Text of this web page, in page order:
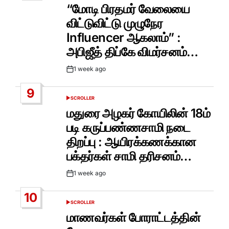
IN
“மோடி பிரதமர் வேலையை
விட்டுவிட்டு முழுநேர
Influencer ஆகலாம்” :
அபிஜீத் திப்கே விமர்சனம்…
Post1 week ago
9
POSTED
SCROLLER
மதுரை அழகர் கோயிலின் 18ம்
படி கருப்பண்ணசாமி நடை
திறப்பு : ஆயிரக்கணக்கான
பக்தர்கள் சாமி தரிசனம்…
Post1 week ago
10
POSTED
SCROLLER
மாணவர்கள் போராட்டத்தின்